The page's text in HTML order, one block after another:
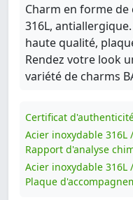
Charm en forme de
316L,
haute qualité,
Rendez votre look
variété de charms
Certificat
Acier inoxydable
Rapport d'analyse
Acier inoxydable
Plaque